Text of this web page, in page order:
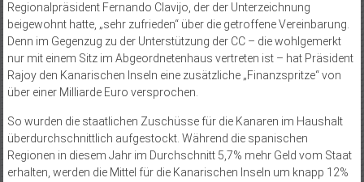
Regionalpräsident Fernando Clavijo, der der Unterzeichnung
beigewohnt hatte, „sehr zufrieden“ über die getroffene Vereinbarung.
Denn im Gegenzug zu der Unterstützung der CC – die wohlgemerkt
nur mit einem Sitz im Abgeordnetenhaus vertreten ist – hat Präsident
Rajoy den Kanarischen Inseln eine zusätzliche „Finanz­spritze“ von
über einer Milliarde Euro versprochen.
So wurden die staatlichen Zuschüsse für die Kanaren im Haushalt
überdurchschnittlich aufgestockt. Während die spanischen
Regionen in diesem Jahr im Durchschnitt 5,7% mehr Geld vom Staat
erhalten, werden die Mittel für die Kanarischen Inseln um knapp 12%